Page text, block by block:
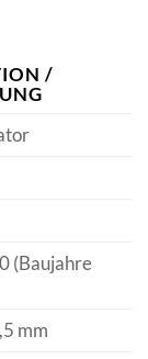
/
(Baujahre
mm